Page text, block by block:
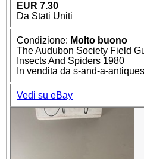
EUR 7.30
Da Stati Uniti
Condizione: Molto buono
The Audubon Society Field
Insects And Spiders 1980
In vendita da s-and-a-antiques
Vedi su eBay